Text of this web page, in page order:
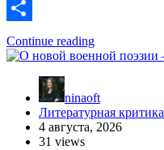
Link
VK
Отправить
Continue reading
ninaoft
Литературная критика
4 августа, 2026
31 views